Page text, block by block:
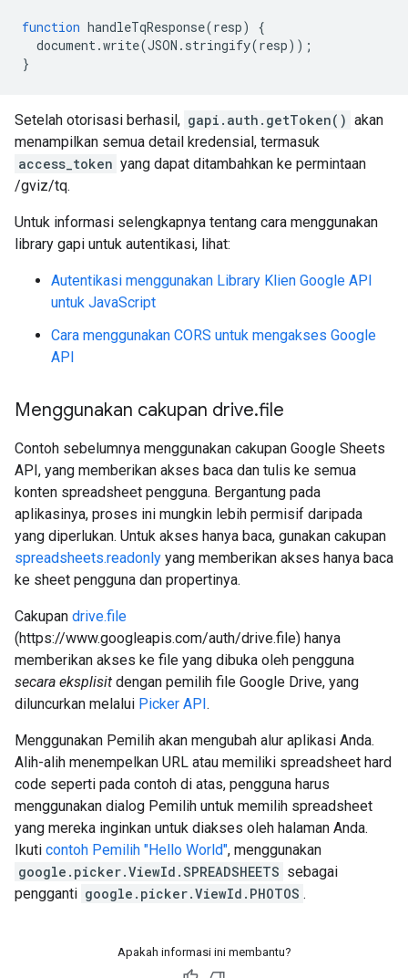
function handleTqResponse(resp)
{
document .write(JSON . stringify(resp));
}
Setelah otorisasi berhasil, gapi.auth.getToken() akan
menampilkan semua detail kredensial, termasuk
access_token yang dapat ditambahkan ke permintaan
/gviz/tq.
Untuk informasi selengkapnya tentang cara menggunakan
library gapi untuk autentikasi, lihat:
Autentikasi menggunakan Library Klien Google API
untuk JavaScript
Cara menggunakan CORS untuk mengakses Google
API
Menggunakan cakupan drive.file
Contoh sebelumnya menggunakan cakupan Google Sheets
API, yang memberikan akses baca dan tulis ke semua
konten spreadsheet pengguna. Bergantung pada
aplikasinya, proses ini mungkin lebih permisif daripada
yang diperlukan. Untuk akses hanya baca, gunakan cakupan
spreadsheets.readonly yang memberikan akses hanya baca
ke sheet pengguna dan propertinya.
Cakupan drive.file
(https://www.googleapis.com/auth/drive.file) hanya
memberikan akses ke file yang dibuka oleh pengguna
secara eksplisit dengan pemilih file Google Drive, yang
diluncurkan melalui Picker API.
Menggunakan Pemilih akan mengubah alur aplikasi Anda.
Alih-alih menempelkan URL atau memiliki spreadsheet hard
code seperti pada contoh di atas, pengguna harus
menggunakan dialog Pemilih untuk memilih spreadsheet
yang mereka inginkan untuk diakses oleh halaman Anda.
Ikuti contoh Pemilih "Hello World", menggunakan
google.picker.ViewId.SPREADSHEETS sebagai
pengganti google.picker.ViewId.PHOTOS .
Apakah informasi ini membantu?